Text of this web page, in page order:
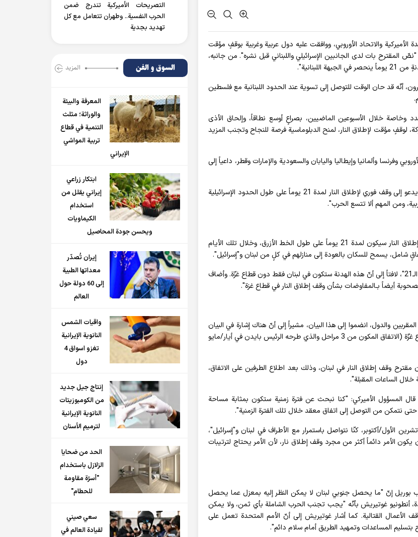
والاتحاد الأوروبي، ووافقت عليه دول عربية وغربية بوقفٍ مؤقت
المقترح بات لدى الجانبين الإسرائيلي واللبناني قبل نشره". من جانبه،
أنّه قد حان الوقت للتوصل إلى تسوية عند الحدود اللبنانية مع فلسطين
وخاصة خلال الأسبوعين الماضيين، بصراعٍ أوسع نطاقاً، وإلحاق الأذى
لوقفٍ مؤقت لإطلاق النار، لمنح الدبلوماسية فرصة للنجاح وتجنب المزيد
وفرنسا وألمانيا وإيطاليا واليابان والسعودية والإمارات وقطر، داعياً إلى
من جانبه، صرّح بايدن في حديثه مع الصحافيين، قائلاً: "أصدرنا بياناً يدعو إلى وقف فوري لإطلاق النار لمدة 21 يوماً على طول الحدود الإسرائيلية
ومن المهم ألا تتسع الحرب".
وكشف مسؤول رفيع في الإدارة الأميركية خلال إحاطةٍ هاتفية أنّ وقف إطلاق النار سيكون لمدة 21 يوماً على طول الخط الأزرق، وخلال تلك الأيام
يسمح للسكان بالعودة إلى منازلهم في كلٍ من لبنان و"إسرائيل".
ودعا المسؤول الأميركي إلى "وقف إطلاق النار في لبنان خلال تلك الأيام الـ21"، لافتاً إلى أنّ هذه الهدنة ستكون في لبنان فقط دون قطاع غزّة. وأضاف
أيضاً بـالمفاوضات بشأن وقف إطلاق النار في قطاع غزة".
والدول، انضموا إلى هذا البيان، مشيراً إلى أنّ هناك إشارة في البيان
المشترك إلى الأمم المتحدة وقرار مجلس الأمن رقم 2735 المتعلق بقطاع غزّة (الاتفاق المكون من 3 مراحل والذي طرحه الرئيس بايدن في أيار/مايو
وقف إطلاق النار في لبنان، وذلك بعد اطلاع الطرفين على الاتفاق،
الساعات المقبلة".
مقترح وقف إطلاق النار في لبنان، المحدد في 21 يوماً، قال المسؤول الأميركي: "كنا نبحث عن فترة زمنية ستكون بمثابة مساحة
نتمكن من التوصل إلى اتفاق معقد خلال تلك الفترة الزمنية".
وأضاف المسؤول الأميركي أنّه خلال الأشهر القليلة الماضية، أي منذ 8 تشرين الأول/أكتوبر، كنّا نتواصل باستمرار مع الأطراف في لبنان و"إسرائيل"،
الأمر دائماً أكثر من مجرد وقف إطلاق نار، لأن الأمر يحتاج لترتيبات
بوريل إنّ "ما يحصل جنوبي لبنان لا يمكن النظر إليه بمعزل عما يحصل
أنطونيو غوتيريش بأنّه "يجب تجنب الحرب الشاملة بأي ثمن، ولا يمكن
الأعمال القتالية. كما أشار غوتيريش إلى أنّ الأمم المتحدة تعمل على
المساعدات وتمهيد الطريق أمام سلام دائم".
التصريحات الأميركية تندرج ضمن
الحرب النفسية.. وطهران تتعامل مع كل
تهديد بجدية
السوق و الفن المزید
المعرفة والبيئة
والوراثة؛ مثلث
التنمية في قطاع
تربية المواشي
الإيراني
ابتكار زراعي
إيراني يقلل من
استخدام
الكيماويات
ويحسن جودة المحاصيل
إيران تُصدّر
معداتها الطبية
إلى 60 دولة حول
العالم
واقيات الشمس
النانوية الإيرانية
تغزو اسواق 4
دول
إنتاج جيل جديد
من الكومبوزيتات
النانوية الإيرانية
لترميم الأسنان
الحد من ضحايا
الزلازل باستخدام
"أسرّة مقاومة
للحطام"
سعي صيني
لقيادة العالم في